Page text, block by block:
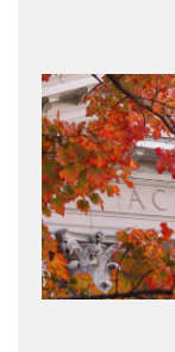
tuyết của
đẹp tự
khuôn viên